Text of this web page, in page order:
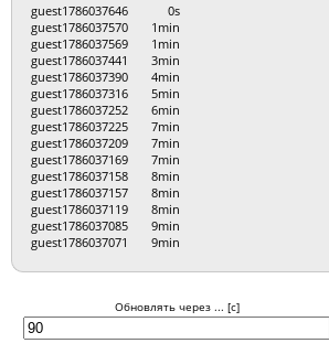
guest1786037646
0s
guest1786037570
1min
guest1786037569
1min
guest1786037441
3min
guest1786037390
4min
guest1786037316
5min
guest1786037252
6min
guest1786037225
7min
guest1786037209
7min
guest1786037169
7min
guest1786037158
8min
guest1786037157
8min
guest1786037119
8min
guest1786037085
9min
guest1786037071
9min
Обновлять через ... [с]